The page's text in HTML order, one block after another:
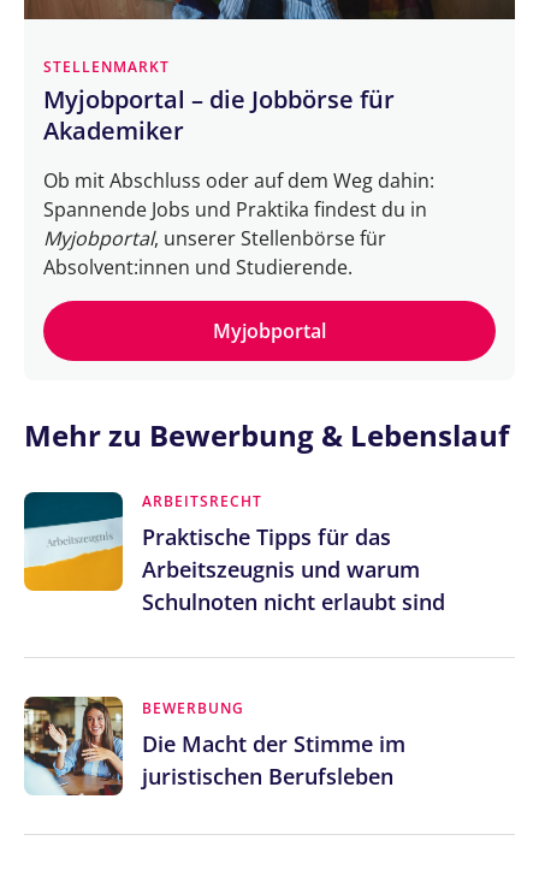
STELLENMARKT
Myjobportal – die Jobbörse für
Akademiker
Ob mit Abschluss oder auf dem Weg dahin:
Spannende Jobs und Praktika findest du in
Myjobportal, unserer Stellenbörse für
Absolvent:innen und Studierende.
Myjobportal
Mehr zu Bewerbung & Lebenslauf
ARBEITSRECHT
Praktische Tipps für das
Arbeitszeugnis und warum
Schulnoten nicht erlaubt sind
BEWERBUNG
Die Macht der Stimme im
juristischen Berufsleben